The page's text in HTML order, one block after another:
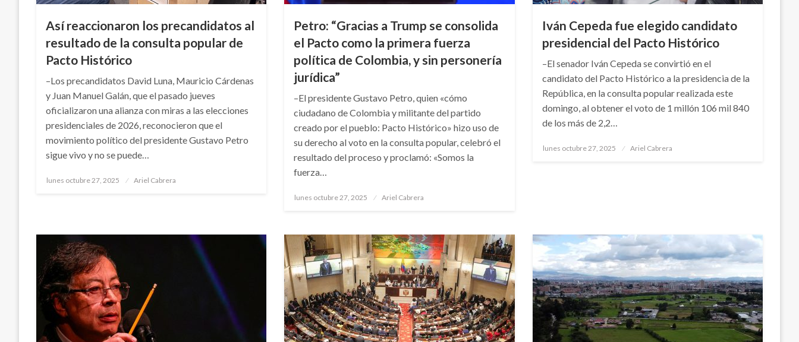
Así reaccionaron los precandidatos al
resultado de la consulta popular de
Pacto Histórico
–Los precandidatos David Luna, Mauricio Cárdenas
y Juan Manuel Galán, que el pasado jueves
oficializaron una alianza con miras a las elecciones
presidenciales de 2026, reconocieron que el
movimiento político del presidente Gustavo Petro
sigue vivo y no se puede…
Publicado
lunes octubre 27, 2025 Ariel Cabrera
Petro: “Gracias a Trump se consolida
el Pacto como la primera fuerza
política de Colombia, y sin personería
jurídica”
–El presidente Gustavo Petro, quien «cómo
ciudadano de Colombia y militante del partido
creado por el pueblo: Pacto Histórico» hizo uso de
su derecho al voto en la consulta popular, celebró el
resultado del proceso y proclamó: «Somos la
fuerza…
Publicado
lunes octubre 27, 2025 Ariel Cabrera
Iván Cepeda fue elegido candidato
presidencial del Pacto Histórico
–El senador Iván Cepeda se convirtió en el
candidato del Pacto Histórico a la presidencia de la
República, en la consulta popular realizada este
domingo, al obtener el voto de 1 millón 106 mil 840
de los más de 2,2…
Publicado
lunes octubre 27, 2025 Ariel Cabrera